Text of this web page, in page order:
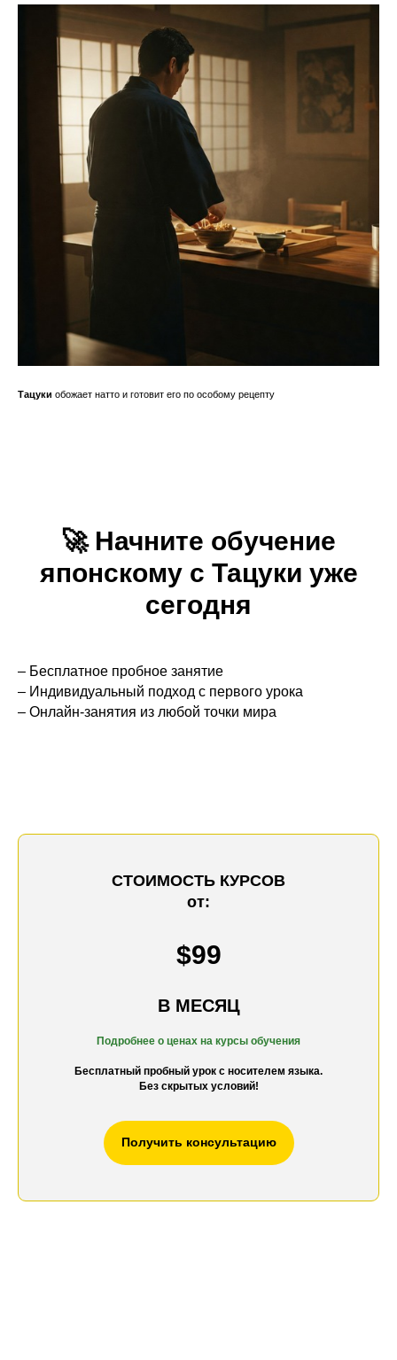
Тацуки обожает натто и готовит его по особому рецепту
🚀 Начните обучение
японскому с Тацуки уже
сегодня
– Бесплатное пробное занятие
– Индивидуальный подход с первого урока
– Онлайн-занятия из любой точки мира
СТОИМОСТЬ КУРСОВ
от:
$99
В МЕСЯЦ
Подробнее о ценах на курсы обучения
Бесплатный пробный урок с носителем языка.
Без скрытых условий!
Получить консультацию